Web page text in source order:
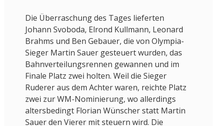
Die Überraschung des Tages lieferten
Johann Svoboda, Elrond Kullmann, Leonard
Brahms und Ben Gebauer, die von Olympia-
Sieger Martin Sauer gesteuert wurden, das
Bahnverteilungsrennen gewannen und im
Finale Platz zwei holten. Weil die Sieger
Ruderer aus dem Achter waren, reichte Platz
zwei zur WM-Nominierung, wo allerdings
altersbedingt Florian Wünscher statt Martin
Sauer den Vierer mit steuern wird. Die